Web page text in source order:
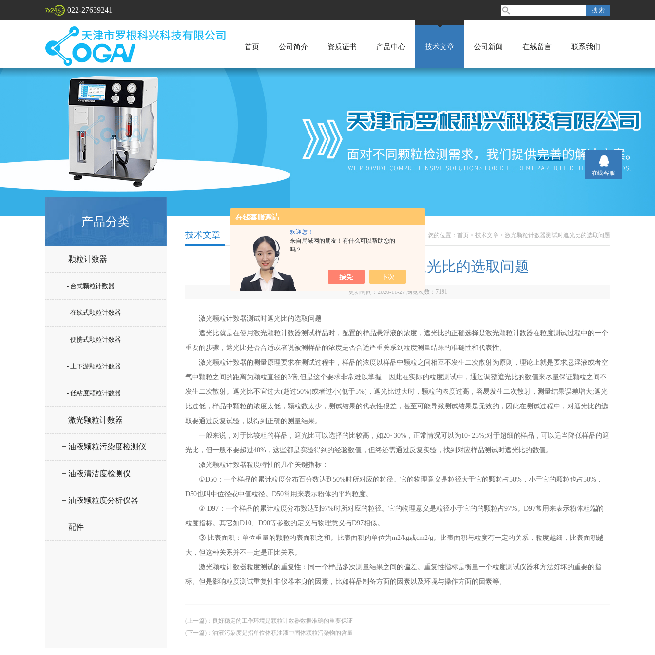
欢迎您！
来自局域网的朋友！有什么可以帮助您的
吗？
022-27639241
首页 公司简介 资质证书 产品中心 技术文章 公司新闻 在线留言 联系我们
产品分类
+ 颗粒计数器
- 台式颗粒计数器
- 在线式颗粒计数器
- 便携式颗粒计数器
- 上下游颗粒计数器
- 低粘度颗粒计数器
+ 激光颗粒计数器
+ 油液颗粒污染度检测仪
+ 油液清洁度检测仪
+ 油液颗粒度分析仪器
+ 配件
您的位置： 首页 > 技术文章 > 激光颗粒计数器测试时遮光比的选取问题
技术文章
激光颗粒计数器测试时遮光比的选取问题
更新时间：2020-11-27 浏览次数： 7191
激光颗粒计数器测试时遮光比的选取问题
遮光比就是在使用激光颗粒计数器测试样品时，配置的样品悬浮液的浓度，遮光比的正确选择是激光颗粒计数器在粒度测试过程中的一个
重要的步骤，遮光比是否合适或者说被测样品的浓度是否合适严重关系到粒度测量结果的准确性和代表性。
激光颗粒计数器的测量原理要求在测试过程中，样品的浓度以样品中颗粒之间相互不发生二次散射为原则，理论上就是要求悬浮液或者空
气中颗粒之间的距离为颗粒直径的3倍,但是这个要求非常难以掌握，因此在实际的粒度测试中，通过调整遮光比的数值来尽量保证颗粒之间不
发生二次散射。遮光比不宜过大(超过50%)或者过小(低于5%)，遮光比过大时，颗粒的浓度过高，容易发生二次散射，测量结果误差增大;遮光
比过低，样品中颗粒的浓度太低，颗粒数太少，测试结果的代表性很差，甚至可能导致测试结果是无效的，因此在测试过程中，对遮光比的选
取要通过反复试验，以得到正确的测量结果。
一般来说，对于比较粗的样品，遮光比可以选择的比较高，如20~30%，正常情况可以为10~25%;对于超细的样品，可以适当降低样品的遮
光比，但一般不要超过40%，这些都是实验得到的经验数值，但终还需通过反复实验，找到对应样品测试时遮光比的数值。
激光颗粒计数器粒度特性的几个关键指标：
①D50：一个样品的累计粒度分布百分数达到50%时所对应的粒径。它的物理意义是粒径大于它的颗粒占50%，小于它的颗粒也占50%，
D50也叫中位径或中值粒径。D50常用来表示粉体的平均粒度。
② D97：一个样品的累计粒度分布数达到97%时所对应的粒径。它的物理意义是粒径小于它的的颗粒占97%。D97常用来表示粉体粗端的
粒度指标。其它如D10、D90等参数的定义与物理意义与D97相似。
③ 比表面积：单位重量的颗粒的表面积之和。比表面积的单位为m2/kg或cm2/g。比表面积与粒度有一定的关系，粒度越细，比表面积越
大，但这种关系并不一定是正比关系。
激光颗粒计数器粒度测试的重复性：同一个样品多次测量结果之间的偏差。重复性指标是衡量一个粒度测试仪器和方法好坏的重要的指
标。但是影响粒度测试重复性非仪器本身的因素，比如样品制备方面的因素以及环境与操作方面的因素等。
(上一篇) ： 良好稳定的工作环境是颗粒计数器数据准确的重要保证
(下一篇) ： 油液污染度是指单位体积油液中固体颗粒污染物的含量
在线客服